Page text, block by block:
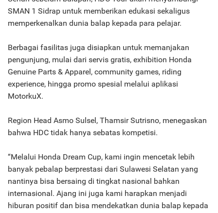
SMAN 1 Sidrap untuk memberikan edukasi sekaligus
memperkenalkan dunia balap kepada para pelajar.
Berbagai fasilitas juga disiapkan untuk memanjakan
pengunjung, mulai dari servis gratis, exhibition Honda
Genuine Parts & Apparel, community games, riding
experience, hingga promo spesial melalui aplikasi
MotorkuX.
Region Head Asmo Sulsel, Thamsir Sutrisno, menegaskan
bahwa HDC tidak hanya sebatas kompetisi.
“Melalui Honda Dream Cup, kami ingin mencetak lebih
banyak pebalap berprestasi dari Sulawesi Selatan yang
nantinya bisa bersaing di tingkat nasional bahkan
internasional. Ajang ini juga kami harapkan menjadi
hiburan positif dan bisa mendekatkan dunia balap kepada